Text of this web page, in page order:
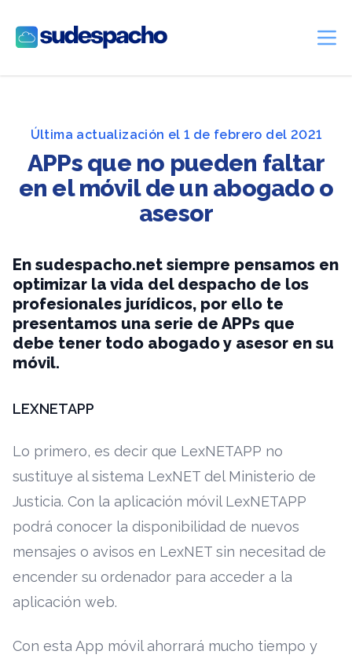
Sudespacho
Última actualización el 1 de febrero del 2021
APPs que no pueden faltar
en el móvil de un abogado o
asesor
En sudespacho.net siempre pensamos en
optimizar la vida del despacho de los
profesionales jurídicos, por ello te
presentamos una serie de APPs que
debe tener todo abogado y asesor en su
móvil.
LEXNETAPP
Lo primero, es decir que LexNETAPP no
sustituye al sistema LexNET del Ministerio de
Justicia. Con la aplicación móvil LexNETAPP
podrá conocer la disponibilidad de nuevos
mensajes o avisos en LexNET sin necesitad de
encender su ordenador para acceder a la
aplicación web.
Con esta App móvil ahorrará mucho tiempo y